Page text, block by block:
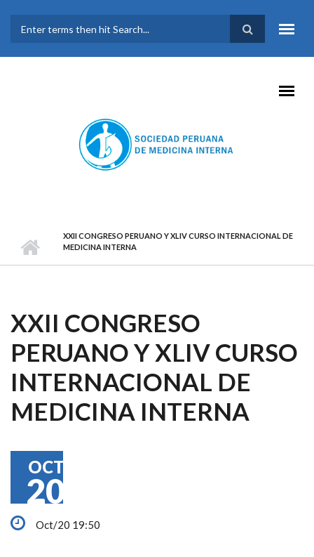
FORMULARIO DE
BÚSQUEDA
XXII CONGRESO PERUANO Y XLIV CURSO INTERNACIONAL DE
MEDICINA INTERNA
XXII CONGRESO
PERUANO Y XLIV CURSO
INTERNACIONAL DE
MEDICINA INTERNA
OCT
20
Oct/20 19:50